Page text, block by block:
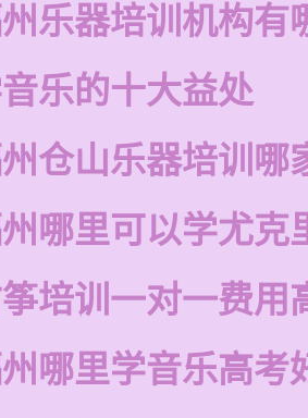
乐器培训机构有
乐的十大益处
仓山乐器培训哪
哪里可以学尤克
培训一对一费用
哪里学音乐高考